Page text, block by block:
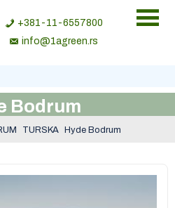
+381-11-6557800
info@1agreen.rs
Bodrum
TURSKA Hyde Bodrum